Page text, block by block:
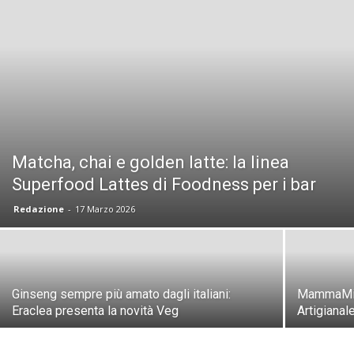
Matcha, chai e golden latte: la linea
Superfood Lattes di Foodness per i bar
Redazione - 17 Marzo 2026
Ginseng sempre più amato dagli italiani:
Eraclea presenta la novità Veg